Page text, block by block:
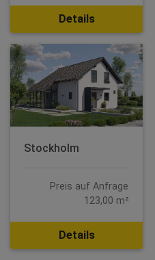
Details
Stockholm
Preis auf Anfrage
123,00 m²
Details